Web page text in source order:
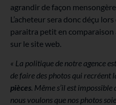
agrandir de façon
L’acheteur sera donc déçu
paraitra petit en comparaison
sur le site web.
« La politique de notre agence
de faire des photos qui recréent
pièces. Même s’il est
nous voulons que nos photos